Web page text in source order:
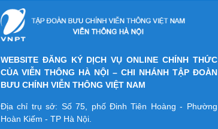
WEBSITE ĐĂNG KÝ DỊCH VỤ ONLINE CHÍNH THỨC
CỦA VIỄN THÔNG HÀ NỘI – CHI NHÁNH TẬP ĐOÀN
BƯU CHÍNH VIỄN THÔNG VIỆT NAM
Địa chỉ trụ sở: Số 75, phố Đinh Tiên Hoàng - Phường
Hoàn Kiếm - TP Hà Nội.